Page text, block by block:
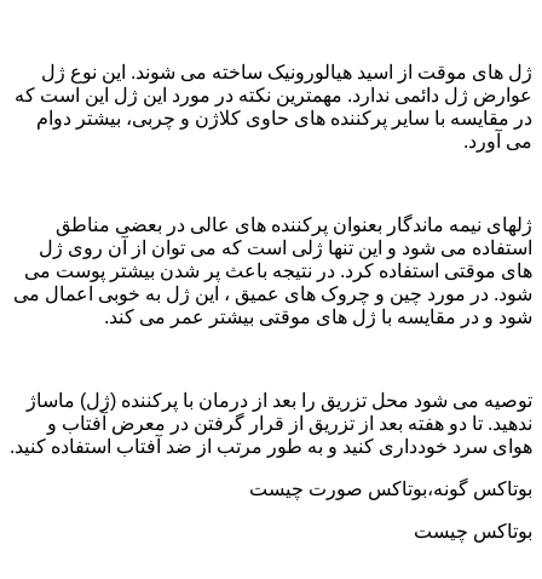
ژل های موقت از اسید هیالورونیک ساخته می شوند. این نوع ژل
عوارض ژل دائمی ندارد. مهمترین نکته در مورد این ژل این است که
در مقایسه با سایر پرکننده های حاوی کلاژن و چربی، بیشتر دوام
می آورد.
ژلهای نیمه ماندگار بعنوان پرکننده های عالی در بعضی مناطق
استفاده می شود و این تنها ژلی است که می توان از آن روی ژل
های موقتی استفاده کرد. در نتیجه باعث پر شدن بیشتر پوست می
شود. در مورد چین و چروک های عمیق ، این ژل به خوبی اعمال می
شود و در مقایسه با ژل های موقتی بیشتر عمر می کند.
توصیه می شود محل تزریق را بعد از درمان با پرکننده (ژل) ماساژ
ندهید. تا دو هفته بعد از تزریق از قرار گرفتن در معرض آفتاب و
هوای سرد خودداری کنید و به طور مرتب از ضد آفتاب استفاده کنید.
بوتاکس گونه،بوتاکس صورت چیست
بوتاکس چیست